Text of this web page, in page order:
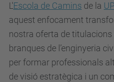
L'Escola de Camins de la
aquest enfocament
nostra oferta de
branques de l’enginyeria
per formar professionals
de visió estratègica i un